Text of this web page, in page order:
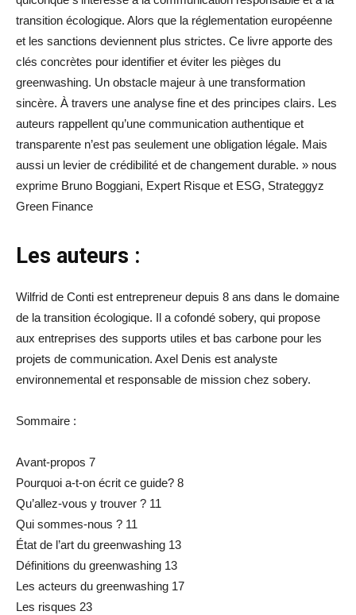
transition écologique. Alors que la réglementation européenne
et les sanctions deviennent plus strictes. Ce livre apporte des
clés concrètes pour identifier et éviter les pièges du
greenwashing. Un obstacle majeur à une transformation
sincère. À travers une analyse fine et des principes clairs. Les
auteurs rappellent qu’une communication authentique et
transparente n’est pas seulement une obligation légale. Mais
aussi un levier de crédibilité et de changement durable. » nous
exprime Bruno Boggiani, Expert Risque et ESG, Strateggyz
Green Finance
Les auteurs :
Wilfrid de Conti est entrepreneur depuis 8 ans dans le domaine
de la transition écologique. Il a cofondé sobery, qui propose
aux entreprises des supports utiles et bas carbone pour les
projets de communication. Axel Denis est analyste
environnemental et responsable de mission chez sobery.
Sommaire :
Avant-propos 7
Pourquoi a-t-on écrit ce guide? 8
Qu’allez-vous y trouver ? 11
Qui sommes-nous ? 11
État de l’art du greenwashing 13
Définitions du greenwashing 13
Les acteurs du greenwashing 17
Les risques 23